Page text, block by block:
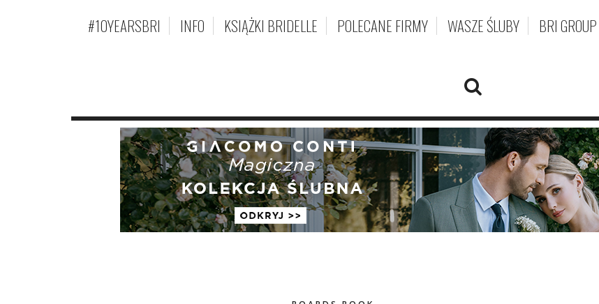
#10YEARSBRI INFO KSIĄŻKI BRIDELLE POLECANE FIRMY WASZE ŚLUBY BRI GROUP